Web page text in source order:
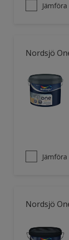
Jämföra
Nordsjö
Jämföra
Nordsjö